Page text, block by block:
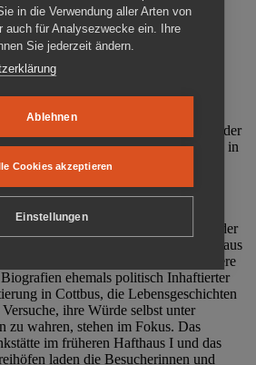
Cottbus ist ein Ort
Anschaulich, nah und
der DDR gründeten im Oktober
Cottbus e. V. (MRZ), der
Gefängnisses (1860-2002) in
der Gedenkstätte Zuchthaus
Arbeit der Gedenkstätte steht die
Unrecht während der
und der SED-Diktatur.
Dauer- und Sonderausstellungen in der
Beispiele politischen Unrechts aus
des 20. Jahrhunderts. Eine besondere
ehemals politisch Inhaftierter
in Cottbus, die Lebensgeschichten
ihre Würde selbst unter
zu wahren, stehen im Fokus. Das
im früheren Hafthaus I und das
laden die Besucherinnen und
in die Verwendung aller Arten von
auch für Analysezwecke ein. Ihre
Sie jederzeit ändern.
Ablehnen
Cookies akzeptieren
Einstellungen